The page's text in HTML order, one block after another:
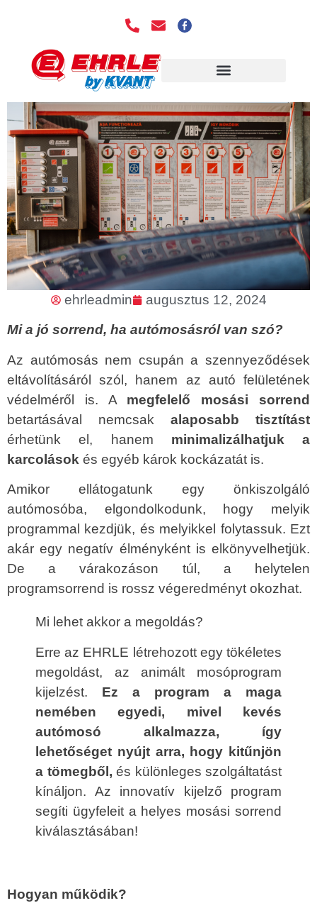
ehrleadmin
augusztus 12, 2024
Mi a jó sorrend, ha autómosásról van szó?
Az autómosás nem csupán a szennyeződések
eltávolításáról szól, hanem az autó felületének
védelméről is. A megfelelő mosási sorrend
betartásával nemcsak alaposabb tisztítást
érhetünk el, hanem minimalizálhatjuk a
karcolások és egyéb károk kockázatát is.
Amikor ellátogatunk egy önkiszolgáló
autómosóba, elgondolkodunk, hogy melyik
programmal kezdjük, és melyikkel folytassuk. Ezt
akár egy negatív élményként is elkönyvelhetjük.
De a várakozáson túl, a helytelen
programsorrend is rossz végeredményt okozhat.
Mi lehet akkor a megoldás?
Erre az EHRLE létrehozott egy tökéletes
megoldást, az animált mosóprogram
kijelzést. Ez a program a maga
nemében egyedi, mivel kevés
autómosó alkalmazza, így
lehetőséget nyújt arra, hogy kitűnjön
a tömegből, és különleges szolgáltatást
kínáljon. Az innovatív kijelző program
segíti ügyfeleit a helyes mosási sorrend
kiválasztásában!
Hogyan működik?